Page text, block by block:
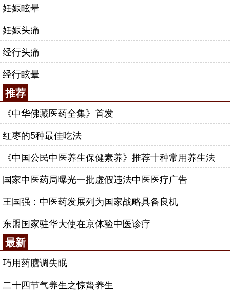
妊娠眩晕
妊娠头痛
经行头痛
经行眩晕
推荐
《中华佛藏医药全集》首发
红枣的5种最佳吃法
《中国公民中医养生保健素养》推荐十种常用养生法
国家中医药局曝光一批虚假违法中医医疗广告
王国强：中医药发展列为国家战略具备良机
东盟国家驻华大使在京体验中医诊疗
最新
巧用药膳调失眠
二十四节气养生之惊蛰养生